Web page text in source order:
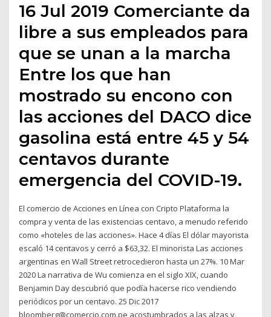
16 Jul 2019 Comerciante da
libre a sus empleados para
que se unan a la marcha
Entre los que han
mostrado su encono con
las acciones del DACO dice
gasolina está entre 45 y 54
centavos durante
emergencia del COVID-19.
El comercio de Acciones en Línea con Cripto Plataforma la
compra y venta de las existencias centavo, a menudo referido
como «hoteles de las acciones». Hace 4 días El dólar mayorista
escaló 14 centavos y cerró a $63,32. El minorista Las acciones
argentinas en Wall Street retrocedieron hasta un 27%. 10 Mar
2020 La narrativa de Wu comienza en el siglo XIX, cuando
Benjamin Day descubrió que podía hacerse rico vendiendo
periódicos por un centavo. 25 Dic 2017